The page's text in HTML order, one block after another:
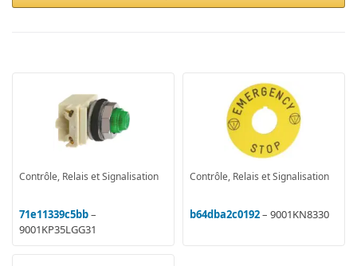
Contrôle, Relais et Signalisation
71e11339c5bb–
9001KP35LGG31
Contrôle, Relais et Signalisation
b64dba2c0192– 9001KN8330